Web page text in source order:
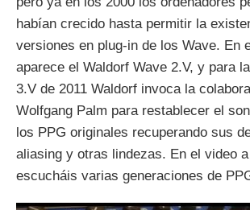
habían crecido hasta permitir la
versiones en plug-in de los Wave. En
aparece el Waldorf Wave 2.V, y para
3.V de 2011 Waldorf invoca la
Wolfgang Palm para restablecer el
los PPG originales recuperando sus
aliasing y otras lindezas. En el video
escucháis varias generaciones de